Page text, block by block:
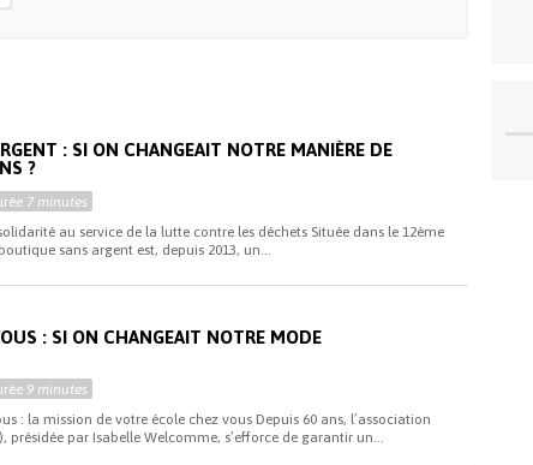
: SI ON CHANGEAIT NOTRE MANIÈRE DE
?
7 minutes
au service de la lutte contre les déchets Située dans le 12ème
sans argent est, depuis 2013, un...
: SI ON CHANGEAIT NOTRE MODE
9 minutes
: la mission de votre école chez vous Depuis 60 ans, l’association
présidée par Isabelle Welcomme, s’efforce de garantir un...